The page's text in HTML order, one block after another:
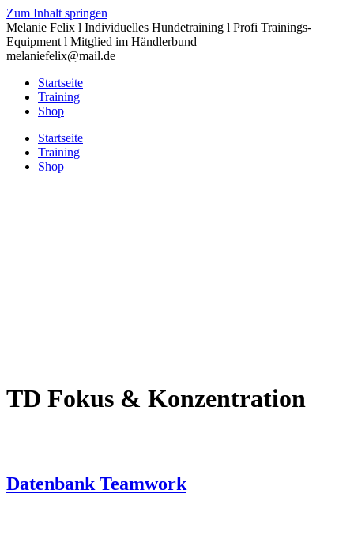
Zum Inhalt springen
Melanie Felix l Individuelles Hundetraining l Profi Trainings-
Equipment l Mitglied im Händlerbund
melaniefelix@mail.de
Startseite
Training
Shop
Startseite
Training
Shop
TD Fokus & Konzentration
Datenbank Teamwork